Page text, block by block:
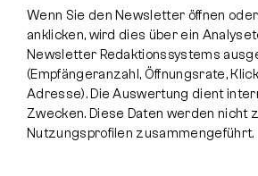
Wenn Sie den Newsletter öffnen
anklicken, wird dies über ein
Newsletter Redaktionssystems
(Empfängeranzahl, Öffnungsrate,
Adresse). Die Auswertung dient
Zwecken. Diese Daten werden nicht
Nutzungsprofilen zusammengeführt.